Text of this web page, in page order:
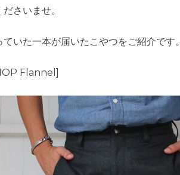
さいませ。
いた一本が届いたこやつをご紹介です。
Flannel]